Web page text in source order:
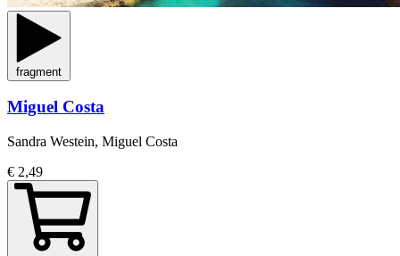
fragment
Miguel Costa
Sandra Westein, Miguel Costa
€ 2,49